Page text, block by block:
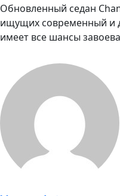
Обновленный седан
ищущих современный и
имеет все шансы